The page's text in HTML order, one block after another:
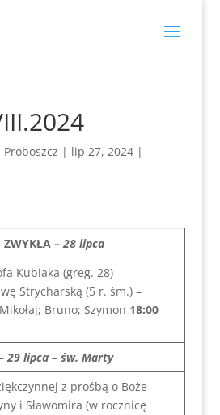
Proboszcz | lip 27, 2024|
–28lipca
Kubiaka (greg. 28)
Strycharską (5 r. śm.) –
Bruno; Szymon 18:00
29 lipca – św. Marty
z prośbą o Boże
i Sławomira (w rocznicę